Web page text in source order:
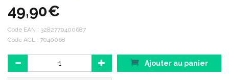
aident à redensifier la peau, stimuler le collagène, renforcer la
fermeté, restaurer les volumes du visage, lisser les rides,
pour un teint plus éclatant et confortable.
49,90€
Code EAN : 3282770400687
Code ACL : 7040068
Ajouter au panier